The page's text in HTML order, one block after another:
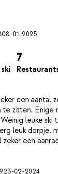
08-01-2025
7
een aantal
te zitten. Enige
leuke ski
leuk dorpje,
23-02-2024